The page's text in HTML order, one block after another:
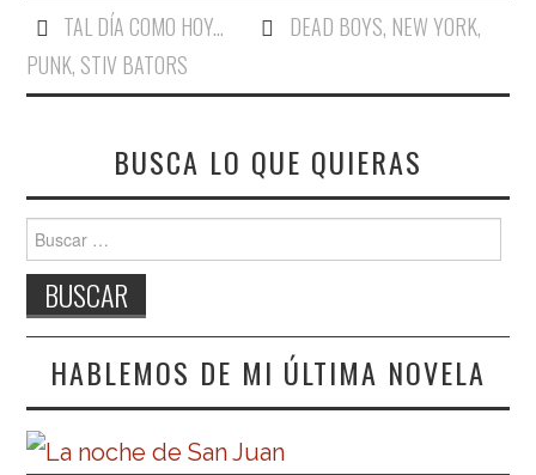
TAL DÍA COMO HOY... DEAD BOYS, NEW YORK,
PUNK, STIV BATORS
BUSCA LO QUE QUIERAS
Buscar:
HABLEMOS DE MI ÚLTIMA NOVELA